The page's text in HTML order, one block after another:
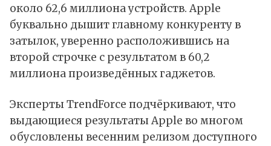
около 62,6 миллиона устройств. Apple
буквально дышит главному конкуренту в
затылок, уверенно расположившись на
второй строчке с результатом в 60,2
миллиона произведённых гаджетов.
Эксперты TrendForce подчёркивают, что
выдающиеся результаты Apple во многом
обусловлены весенним релизом доступного